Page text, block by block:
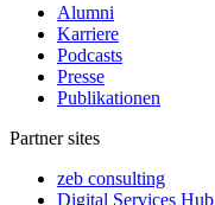
Alumni
Karriere
Podcasts
Presse
Publikationen
Partner sites
zeb consulting
Digital Services Hub